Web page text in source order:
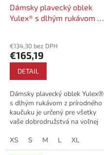
Dámsky plavecký oblek
Yulex® s dlhým rukávom -
€134,30 bez DPH
€165,19
DETAIL
Dámsky plavecký oblek Yulex®
s dlhým rukávom z prírodného
kaučuku je určený pre všetky
vaše dobrodružstvá na voľnej
úplným pokrytím chrbta a
ramien...
XS S M L XL